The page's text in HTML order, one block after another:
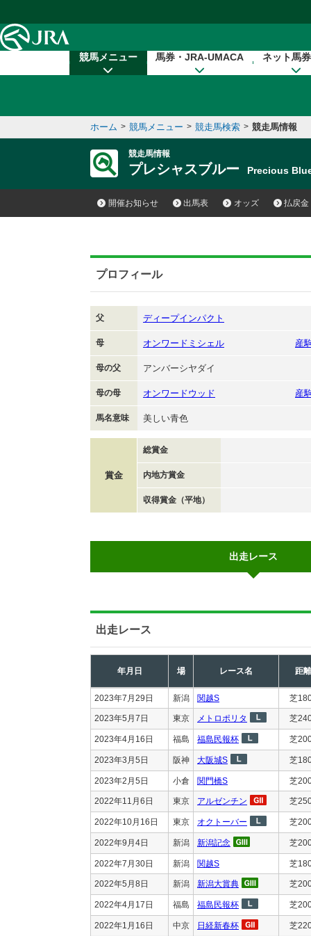
競馬メニュー 馬券・JRA-UMACA ネット馬
ホーム > 競馬メニュー > 競走馬検索 > 競走馬情報
競走馬情報
プレシャスブルー Precious
開催お知らせ 出馬表 オッズ 払戻金
プロフィール
父 ディープインパクト
母 オンワードミシェル 産
母の父 アンバーシヤダイ
母の母 オンワードウッド 産
馬名意味 美しい青色
賞金
総賞金
内地方賞金
収得賞金（平地）
出走レース
出走レース
年月日 場 レース名 距離
2023年7月29日 新潟 関越S 芝
2023年5月7日 東京 メトロポリタ 芝
2023年4月16日 福島 福島民報杯 芝
2023年3月5日 阪神 大阪城S 芝
2023年2月5日 小倉 関門橋S 芝
2022年11月6日 東京 アルゼンチン 芝
2022年10月16日 東京 オクトーバー 芝
2022年9月4日 新潟 新潟記念 芝
2022年7月30日 新潟 関越S 芝
2022年5月8日 新潟 新潟大賞典 芝
2022年4月17日 福島 福島民報杯 芝
2022年1月16日 中京 日経新春杯 芝